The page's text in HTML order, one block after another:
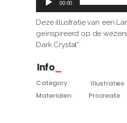
00:00
Deze illustratie van een
geïnspireerd op de
Dark Crystal”.
Info
Category:
Illustraties
Materialen:
Procreate